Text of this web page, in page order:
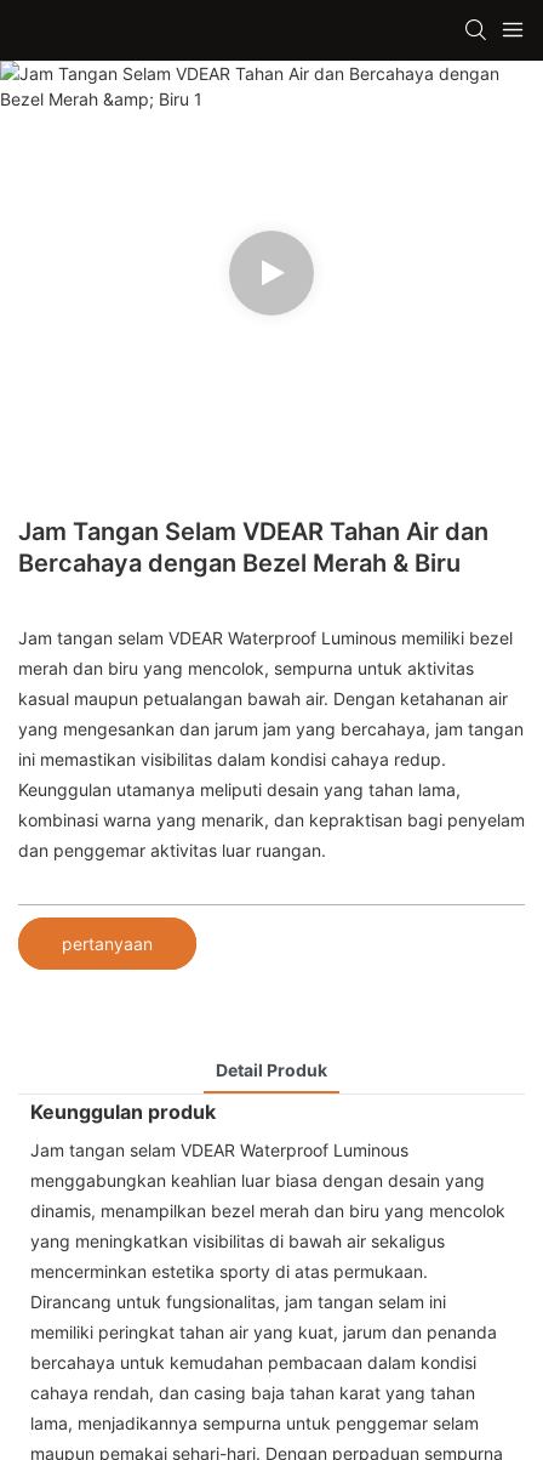
Jam Tangan Selam VDEAR Tahan Air dan
Bercahaya dengan Bezel Merah & Biru
Jam tangan selam VDEAR Waterproof Luminous memiliki bezel
merah dan biru yang mencolok, sempurna untuk aktivitas
kasual maupun petualangan bawah air. Dengan ketahanan air
yang mengesankan dan jarum jam yang bercahaya, jam tangan
ini memastikan visibilitas dalam kondisi cahaya redup.
Keunggulan utamanya meliputi desain yang tahan lama,
kombinasi warna yang menarik, dan kepraktisan bagi penyelam
dan penggemar aktivitas luar ruangan.
pertanyaan
Detail Produk
Keunggulan produk
Jam tangan selam VDEAR Waterproof Luminous
menggabungkan keahlian luar biasa dengan desain yang
dinamis, menampilkan bezel merah dan biru yang mencolok
yang meningkatkan visibilitas di bawah air sekaligus
mencerminkan estetika sporty di atas permukaan.
Dirancang untuk fungsionalitas, jam tangan selam ini
memiliki peringkat tahan air yang kuat, jarum dan penanda
bercahaya untuk kemudahan pembacaan dalam kondisi
cahaya rendah, dan casing baja tahan karat yang tahan
lama, menjadikannya sempurna untuk penggemar selam
maupun pemakai sehari-hari. Dengan perpaduan sempurna